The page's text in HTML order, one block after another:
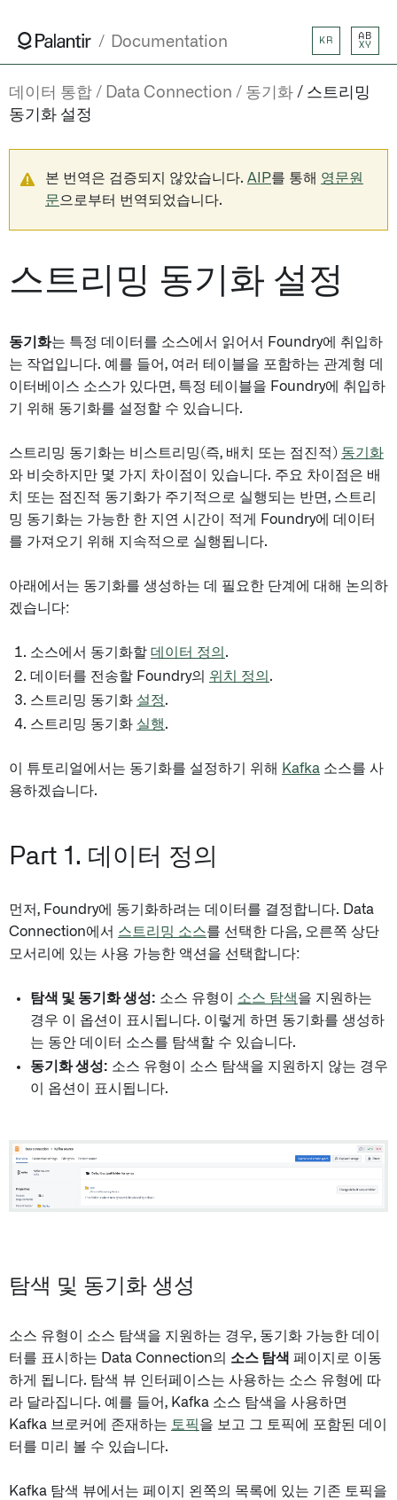
Documentation KR
AB
XY
데이터 통합 Data Connection 동기화
스트리밍
동기화 설정
본 번역은 검증되지 않았습니다. AIP를 통해 영문원
문으로부터 번역되었습니다.
스트리밍 동기화 설정
동기화는 특정 데이터를 소스에서 읽어서 Foundry에 취입하
는 작업입니다. 예를 들어, 여러 테이블을 포함하는 관계형 데
이터베이스 소스가 있다면, 특정 테이블을 Foundry에 취입하
기 위해 동기화를 설정할 수 있습니다.
스트리밍 동기화는 비스트리밍(즉, 배치 또는 점진적) 동기화
와 비슷하지만 몇 가지 차이점이 있습니다. 주요 차이점은 배
치 또는 점진적 동기화가 주기적으로 실행되는 반면, 스트리
밍 동기화는 가능한 한 지연 시간이 적게 Foundry에 데이터
를 가져오기 위해 지속적으로 실행됩니다.
아래에서는 동기화를 생성하는 데 필요한 단계에 대해 논의하
겠습니다:
소스에서 동기화할 데이터 정의 .
데이터를 전송할 Foundry의 위치 정의 .
스트리밍 동기화 설정.
스트리밍 동기화 실행.
이 튜토리얼에서는 동기화를 설정하기 위해 Kafka 소스를 사
용하겠습니다.
Part 1. 데이터 정의
먼저, Foundry에 동기화하려는 데이터를 결정합니다. Data
Connection에서 스트리밍 소스를 선택한 다음, 오른쪽 상단
모서리에 있는 사용 가능한 액션을 선택합니다:
탐색 및 동기화 생성: 소스 유형이 소스 탐색을 지원하는
경우 이 옵션이 표시됩니다. 이렇게 하면 동기화를 생성하
는 동안 데이터 소스를 탐색할 수 있습니다.
동기화 생성: 소스 유형이 소스 탐색을 지원하지 않는 경우
이 옵션이 표시됩니다.
탐색 및 동기화 생성
소스 유형이 소스 탐색을 지원하는 경우, 동기화 가능한 데이
터를 표시하는 Data Connection의 소스 탐색 페이지로 이동
하게 됩니다. 탐색 뷰 인터페이스는 사용하는 소스 유형에 따
라 달라집니다. 예를 들어, Kafka 소스 탐색을 사용하면
Kafka 브로커에 존재하는 토픽을 보고 그 토픽에 포함된 데이
터를 미리 볼 수 있습니다.
Kafka 탐색 뷰에서는 페이지 왼쪽의 목록에 있는 기존 토픽을